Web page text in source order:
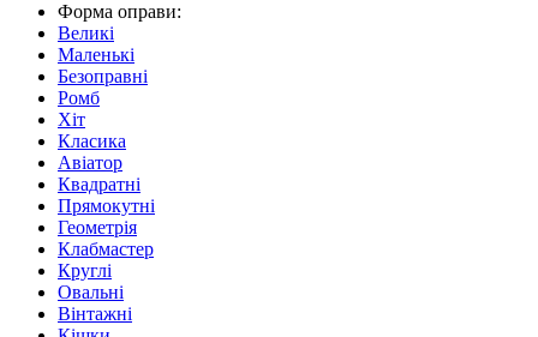
Форма оправи:
Великі
Маленькі
Безоправні
Ромб
Хіт
Класика
Авіатор
Квадратні
Прямокутні
Геометрія
Клабмастер
Круглі
Овальні
Вінтажні